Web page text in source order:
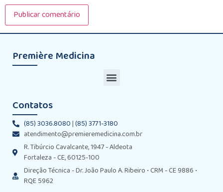
Première Medicina
Contatos
(85) 3036.8080|(85) 3771-3180
atendimento@premieremedicina.com.br
R. Tibúrcio Cavalcante, 1947 - Aldeota
Fortaleza - CE, 60125-100
Direção Técnica - Dr. João Paulo A. Ribeiro • CRM - CE 9886 •
RQE 5962